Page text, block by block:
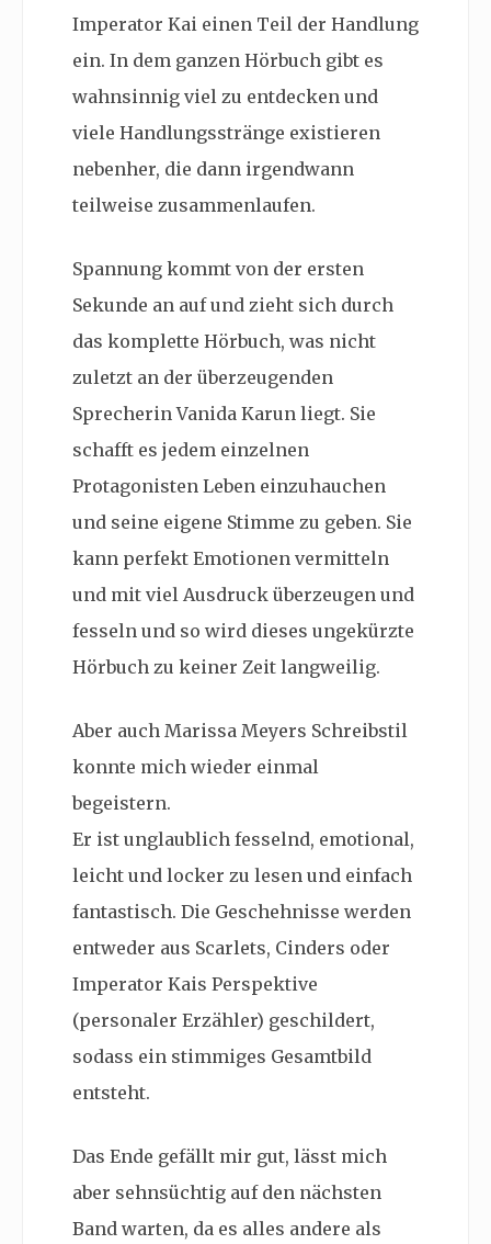
Imperator Kai einen Teil der Handlung
ein. In dem ganzen Hörbuch gibt es
wahnsinnig viel zu entdecken und
viele Handlungsstränge existieren
nebenher, die dann irgendwann
teilweise zusammenlaufen.
Spannung kommt von der ersten
Sekunde an auf und zieht sich durch
das komplette Hörbuch, was nicht
zuletzt an der überzeugenden
Sprecherin Vanida Karun liegt. Sie
schafft es jedem einzelnen
Protagonisten Leben einzuhauchen
und seine eigene Stimme zu geben. Sie
kann perfekt Emotionen vermitteln
und mit viel Ausdruck überzeugen und
fesseln und so wird dieses ungekürzte
Hörbuch zu keiner Zeit langweilig.
Aber auch Marissa Meyers Schreibstil
konnte mich wieder einmal
begeistern.
Er ist unglaublich fesselnd, emotional,
leicht und locker zu lesen und einfach
fantastisch. Die Geschehnisse werden
entweder aus Scarlets, Cinders oder
Imperator Kais Perspektive
(personaler Erzähler) geschildert,
sodass ein stimmiges Gesamtbild
entsteht.
Das Ende gefällt mir gut, lässt mich
aber sehnsüchtig auf den nächsten
Band warten, da es alles andere als